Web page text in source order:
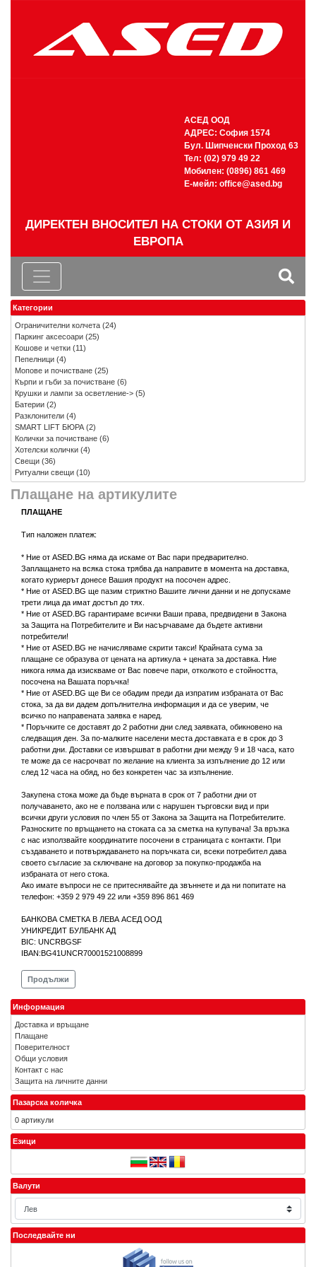
АСЕД ООД
АДРЕС: София 1574
Бул. Шипченски Проход 63
Тел: (02) 979 49 22
Мобилен: (0896) 861 469
Е-мейл: office@ased.bg
ДИРЕКТЕН ВНОСИТЕЛ НА СТОКИ ОТ АЗИЯ И
ЕВРОПА
Плащане на артикулите
ПЛАЩАНЕ
Тип наложен платеж:
* Ние от ASED.BG няма да искаме от Вас пари предварително.
Заплащането на всяка стока трябва да направите в момента на доставка,
когато куриерът донесе Вашия продукт на посочен адрес.
* Ние от ASED.BG ще пазим стриктно Вашите лични данни и не допускаме
трети лица да имат достъп до тях.
* Ние от ASED.BG гарантираме всички Ваши права, предвидени в Закона
за Защита на Потребителите и Ви насърчаваме да бъдете активни
потребители!
* Ние от ASED.BG не начисляваме скрити такси! Крайната сума за
плащане се образува от цената на артикула + цената за доставка. Ние
никога няма да изискваме от Вас повече пари, отколкото е стойността,
посочена на Вашата поръчка!
* Ние от ASED.BG ще Ви се обадим преди да изпратим избраната от Вас
стока, за да ви дадем допълнителна информация и да се уверим, че
всичко по направената заявка е наред.
* Поръчките се доставят до 2 работни дни след заявката, обикновено на
следващия ден. За по-малките населени места доставката е в срок до 3
работни дни. Доставки се извършват в работни дни между 9 и 18 часа, като
те може да се насрочват по желание на клиента за изпълнение до 12 или
след 12 часа на обяд, но без конкретен час за изпълнение.
Закупена стока може да бъде върната в срок от 7 работни дни от
получаването, ако не е ползвана или с нарушен търговски вид и при
всички други условия по член 55 от Закона за Защита на Потребителите.
Разноските по връщането на стоката са за сметка на купувача! За връзка
с нас използвайте координатите посочени в страницата с контакти. При
създаването и потвърждаването на поръчката си, всеки потребител дава
своето съгласие за сключване на договор за покупко-продажба на
избраната от него стока.
Ако имате въпроси не се притеснявайте да звъннете и да ни попитате на
телефон: +359 2 979 49 22 или +359 896 861 469
БАНКОВА СМЕТКА В ЛЕВА АСЕД ООД
УНИКРЕДИТ БУЛБАНК АД
BIC: UNCRBGSF
IBAN:BG41UNCR70001521008899
Продължи
Категории
Ограничителни колчета (24)
Паркинг аксесоари (25)
Кошове и четки (11)
Пепелници (4)
Мопове и почистване (25)
Кърпи и гъби за почистване (6)
Крушки и лампи за осветление-> (5)
Батерии (2)
Разклонители (4)
SMART LIFT БЮРА(2)
Колички за почистване (6)
Хотелски колички (4)
Свещи (36)
Ритуални свещи (10)
Информация
Доставка и връщане
Плащане
Поверителност
Общи условия
Контакт с нас
Защита на личните данни
Пазарска количка
0 артикули
Езици
Валути
Последвайте ни